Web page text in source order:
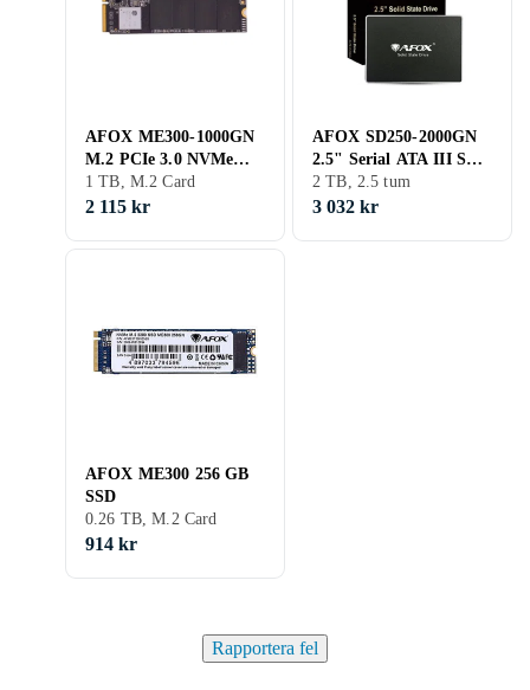
AFOX ME300-1000GN
M.2 PCIe 3.0 NVMe
SSD 1TB
1 TB, M.2 Card
2 115 kr
AFOX SD250-2000GN
2.5" Serial ATA III SSD
2TB
2 TB, 2.5 tum
3 032 kr
AFOX ME300 256 GB
SSD
0.26 TB, M.2 Card
914 kr
Rapportera fel